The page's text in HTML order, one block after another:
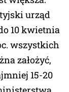
urząd
10 kwietnia
wszystkich
założyć,
15-20